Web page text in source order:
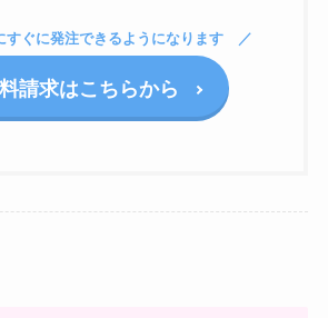
すぐに発注できるようになります
請求はこちらから